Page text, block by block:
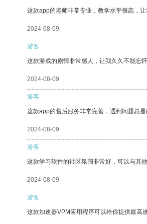
这款app的老师非常专业，教学水平很高，让
2024-08-09
游客
这款游戏的剧情非常感人，让我久久不能忘怀
2024-08-09
游客
这款app的售后服务非常完善，遇到问题总
2024-08-09
游客
这款学习软件的社区氛围非常好，可以与其
2024-08-09
游客
这款加速器VPM应用程序可以给你提供最高